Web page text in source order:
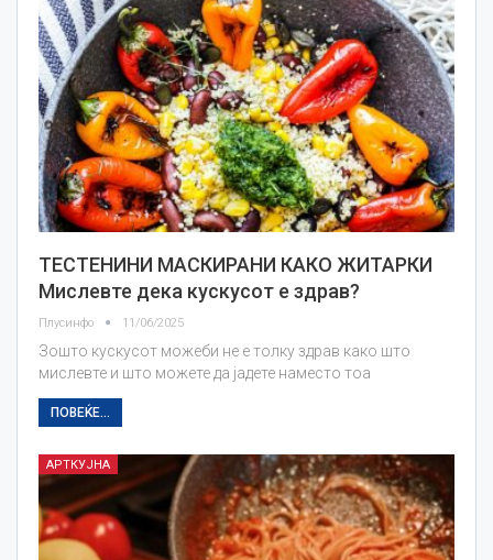
ТЕСТЕНИНИ МАСКИРАНИ КАКО ЖИТАРКИ
Мислевте дека кускусот е здрав?
Плусинфо 11/06/2025
Зошто кускусот можеби не е толку здрав како што
мислевте и што можете да јадете наместо тоа
ПОВЕЌЕ...
АРТКУЈНА